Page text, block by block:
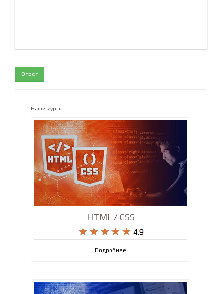
Ответ
Наши курсы
HTML / CSS
    
     4.9
Подробнее